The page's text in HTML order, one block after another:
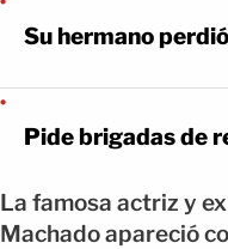
Su hermano
Pide brigadas de
La famosa actriz y
Machado apareció